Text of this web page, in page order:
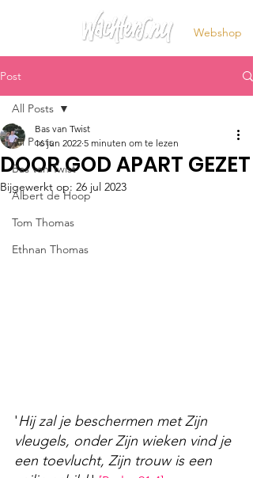
Webshop
Post
All Posts
Bas van Twist
Albert de Hoop
Tom Thomas
Ethnan Thomas
All Posts
DOOR GOD APART GEZET
Bas van Twist
16 jun 2022 5 minuten om te lezen
Bijgewerkt op: 26 jul 2023
'Hij zal je beschermen met Zijn
vleugels, onder Zijn wieken vind je
een toevlucht, Zijn trouw is een